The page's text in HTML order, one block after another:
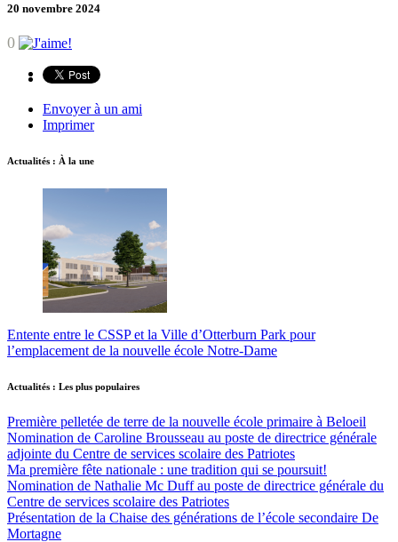
20 novembre 2024
0
Envoyer à un ami
Imprimer
Actualités : À la une
Entente entre le CSSP et la Ville d’Otterburn Park pour
l’emplacement de la nouvelle école Notre-Dame
Actualités : Les plus populaires
Première pelletée de terre de la nouvelle école primaire à Beloeil
Nomination de Caroline Brousseau au poste de directrice générale
adjointe du Centre de services scolaire des Patriotes
Ma première fête nationale : une tradition qui se poursuit!
Nomination de Nathalie Mc Duff au poste de directrice générale du
Centre de services scolaire des Patriotes
Présentation de la Chaise des générations de l’école secondaire De
Mortagne